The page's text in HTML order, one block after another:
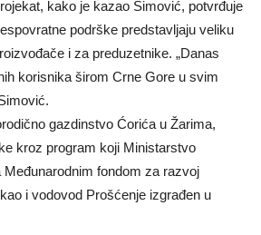
kako je kazao Simović, potvrđuje
podrške predstavljaju veliku
i za preduzetnike. „Danas
korisnika širom Crne Gore u svim
gazdinstvo Ćorića u Žarima,
kroz program koji Ministarstvo
Međunarodnim fondom za razvoj
i vodovod Prošćenje izgrađen u